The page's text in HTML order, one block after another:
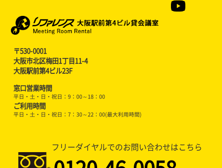
〒530-0001
大阪市北区梅田1丁目11-4
大阪駅前第4ビル23F
窓口営業時間
平日・土・日・祝日：9：00～18：00
ご利用時間
平日・土・日・祝日：7：30～22：00(最大利用時間)
フリーダイヤルでのお問い合わせはこちら